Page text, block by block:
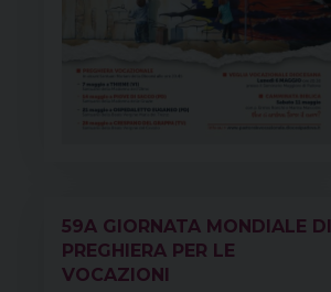
59A GIORNATA MONDIALE DI
PREGHIERA PER LE
VOCAZIONI